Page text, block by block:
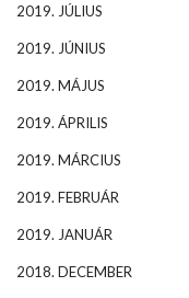
2019. JÚLIUS
2019. JÚNIUS
2019. MÁJUS
2019. ÁPRILIS
2019. MÁRCIUS
2019. FEBRUÁR
2019. JANUÁR
2018. DECEMBER